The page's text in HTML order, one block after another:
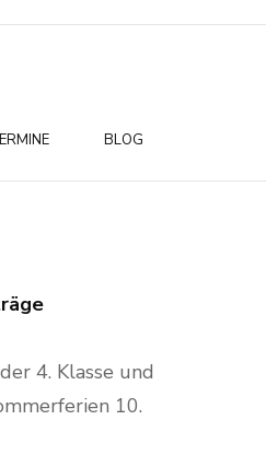
BLOG
4. Klasse und
10.